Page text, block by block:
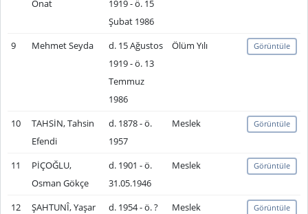
Onat
1919 - ö. 15
Şubat 1986
9 Mehmet Seyda
d. 15 Ağustos
1919 - ö. 13
Temmuz
1986
Ölüm Yılı Görüntüle
10
TAHSİN, Tahsin
Efendi
d. 1878 - ö.
1957
Meslek Görüntüle
11
PİÇOĞLU,
Osman Gökçe
d. 1901 - ö.
31.05.1946
Meslek Görüntüle
12
ŞAHTUNÎ, Yaşar
d. 1954 - ö. ? Meslek Görüntüle